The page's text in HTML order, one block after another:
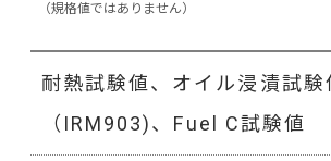
（規格値ではありません）
耐熱試験値、オイル浸漬試験
（IRM903)、Fuel C試験値